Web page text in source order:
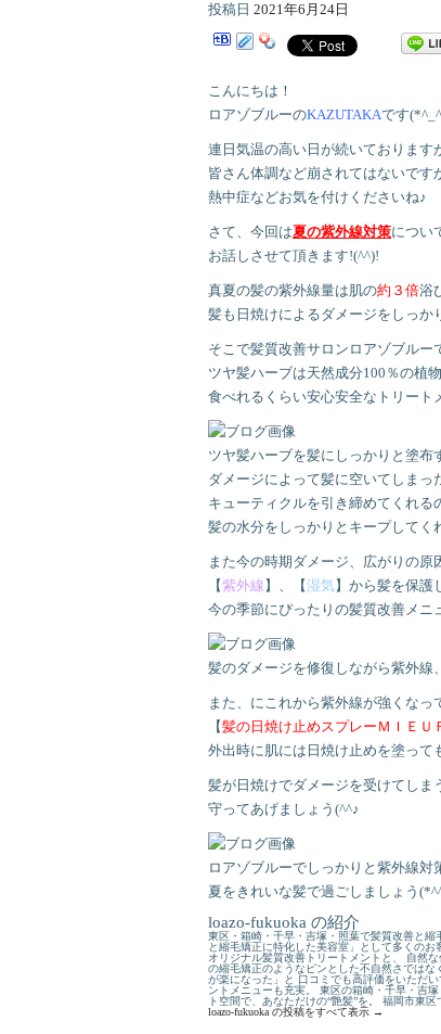
投稿日 2021年6月24日
こんにちは！
ロアゾブルーのKAZUTAKAです
連日気温の高い日が続いております
皆さん体調など崩されてはないです
熱中症などお気を付けくださいね♪
さて、今回は夏の紫外線対策につい
お話しさせて頂きます!(^^)!
真夏の髪の紫外線量は肌の約３倍浴
髪も日焼けによるダメージをしっか
そこで髪質改善サロンロアゾブルー
ツヤ髪ハーブは天然成分100％の植
食べれるくらい安心安全なトリー
ツヤ髪ハーブを髪にしっかりと塗布
ダメージによって髪に空いてしまっ
キューティクルを引き締めてくれる
髪の水分をしっかりとキープして
また今の時期ダメージ、広がりの原
【紫外線 】、【湿気】から髪を保護
今の季節にぴったりの髪質改善メ
髪のダメージを修復しながら紫外線
また、にこれから紫外線が強くなっ
【髪の日焼け止めスプレーＭＩＥＵ
外出時に肌には日焼け止めを塗って
髪が日焼けでダメージを受けてしま
守ってあげましょう(^^♪
ロアゾブルーでしっかりと紫外線対
夏をきれいな髪で過ごしましょう
loazo-fukuoka の紹介
東区・箱崎・千早・吉塚・照葉で髪質改善と
と縮毛矯正に特化した美容室」として多くの
オリジナル髪質改善トリートメントと、 自然
の縮毛矯正のようなピンとした不自然さでは
が楽になった」と 口コミでも高評価をいただ
ントメニューも充実。 東区の箱崎・千早・吉
ト空間で、あなただけの“艶髪”を。 福岡市東
loazo-fukuoka の投稿をすべて表示 →